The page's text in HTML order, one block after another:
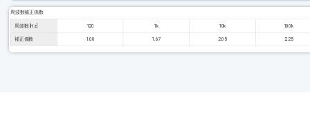
周波数補正係数
周波数 [Hz] 120 1k 10k 100k
補正係数 1.00 1.67 2.05 2.25